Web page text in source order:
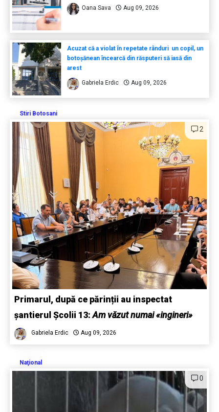
Oana Sava Aug 09, 2026
Acuzat că a violat în repetate rânduri un copil, un
botoșănean încearcă din răsputeri să iasă din
arest
Gabriela Erdic Aug 09, 2026
Stiri Botosani
2
Primarul, după ce părinții au inspectat
șantierul Școlii 13:Am văzut numai «ingineri»
Gabriela Erdic Aug 09, 2026
Naţional
0